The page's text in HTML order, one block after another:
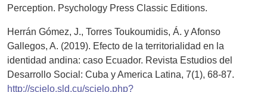
Perception. Psychology Press Classic Editions.
Herrán Gómez, J., Torres Toukoumidis, Á. y Afonso
Gallegos, A. (2019). Efecto de la territorialidad en la
identidad andina: caso Ecuador. Revista Estudios del
Desarrollo Social: Cuba y America Latina, 7(1), 68-87.
http://scielo.sld.cu/scielo.php?